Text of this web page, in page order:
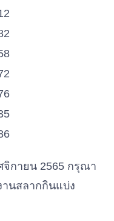
จิกายน 2565 กรุณา
นสลากกินแบ่ง